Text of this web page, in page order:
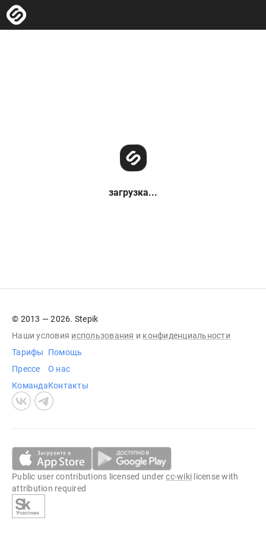
загрузка...
© 2013 — 2026. Stepik
Наши условия использования и конфиденциальности
Тарифы
Прессе
Команда
Помощь
О нас
Контакты
Public user contributions licensed undercc-wiki license with
attribution required